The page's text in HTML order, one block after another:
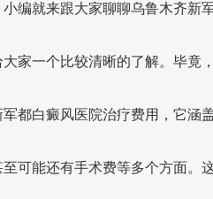
编就来跟大家聊聊乌鲁木齐新
家一个比较清晰的了解。毕竟
都白癜风医院治疗费用，它涵
可能还有手术费等多个方面。